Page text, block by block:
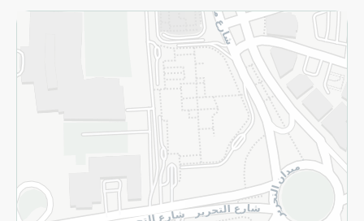
الاسترجاع
سياسة الاستخدام
سياسة الخصوصية
قم بالتسجيل للنشرة